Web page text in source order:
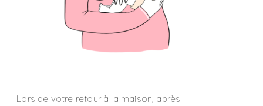
Lors de votre retour à la maison, après